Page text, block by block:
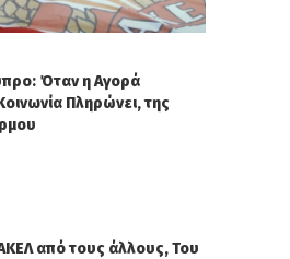
Όταν η Αγορά
Πληρώνει, της
από τους άλλους, Του